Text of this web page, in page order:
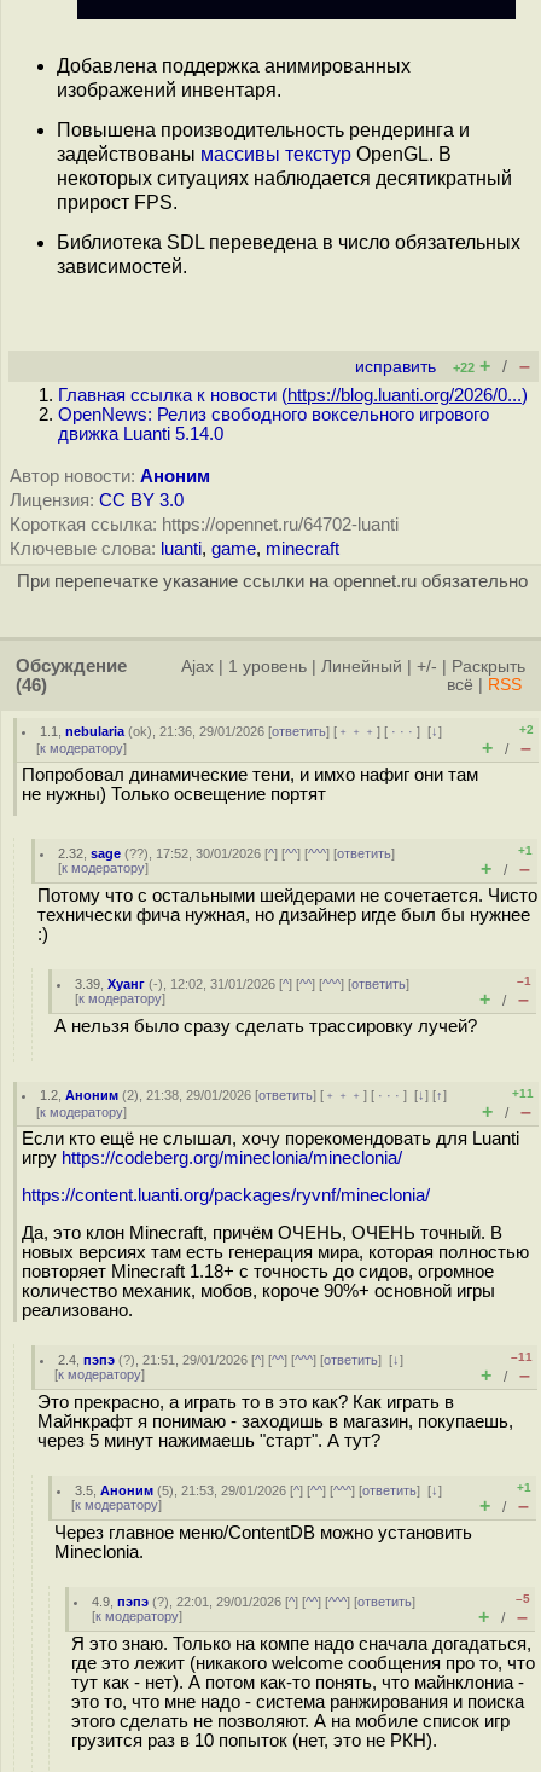
Добавлена поддержка анимированных
изображений инвентаря.
Повышена производительность рендеринга и
задействованы массивы текстур OpenGL. В
некоторых ситуациях наблюдается десятикратный
прирост FPS.
Библиотека SDL переведена в число обязательных
зависимостей.
исправить +22 + / –
Главная ссылка к новости (https://blog.luanti.org/2026/0...)
OpenNews: Релиз свободного воксельного игрового
движка Luanti 5.14.0
Автор новости: Аноним
Лицензия: CC BY 3.0
Короткая ссылка: https://opennet.ru/64702-luanti
Ключевые слова: luanti, game, minecraft
При перепечатке указание ссылки на opennet.ru обязательно
Обсуждение
(46)
Ajax 1 уровень Линейный +/-
Раскрыть
всё
RSS
1.1 ,nebularia (ok), 21:36, 29/01/2026 [ответить] [ ﹢﹢﹢] [ · · ·][↓]
[к модератору]
+2
+ / –
Попробовал динамические тени, и имхо нафиг они там
не нужны) Только освещение портят
2.32 ,sage (??), 17:52, 30/01/2026 [^] [^^] [^^^] [ответить]
[к модератору]
+1
+ / –
Потому что с остальными шейдерами не сочетается. Чисто
технически фича нужная, но дизайнер игде был бы нужнее
:)
3.39 ,Хуанг (-), 12:02, 31/01/2026 [^] [^^] [^^^] [ответить]
[к модератору]
–1
+ / –
А нельзя было сразу сделать трассировку лучей?
1.2 ,Аноним (2), 21:38, 29/01/2026 [ответить] [ ﹢﹢﹢] [ · · ·][↓] [↑]
[к модератору]
+11
+ / –
Если кто ещё не слышал, хочу порекомендовать для Luanti
игру https://codeberg.org/mineclonia/mineclonia/
https://content.luanti.org/packages/ryvnf/mineclonia/
Да, это клон Minecraft, причём ОЧЕНЬ, ОЧЕНЬ точный. В
новых версиях там есть генерация мира, которая полностью
повторяет Minecraft 1.18+ с точность до сидов, огромное
количество механик, мобов, короче 90%+ основной игры
реализовано.
2.4 ,пэпэ (?), 21:51, 29/01/2026 [^] [^^] [^^^] [ответить][↓]
[к модератору]
–11
+ / –
Это прекрасно, а играть то в это как? Как играть в
Майнкрафт я понимаю - заходишь в магазин, покупаешь,
через 5 минут нажимаешь "старт". А тут?
3.5 ,Аноним (5), 21:53, 29/01/2026 [^] [^^] [^^^] [ответить][↓]
[к модератору]
+1
+ / –
Через главное меню/ContentDB можно установить
Mineclonia.
4.9 ,пэпэ (?), 22:01, 29/01/2026 [^] [^^] [^^^] [ответить]
[к модератору]
–5
+ / –
Я это знаю. Только на компе надо сначала догадаться,
где это лежит (никакого welcome сообщения про то, что
тут как - нет). А потом как-то понять, что майнклониа -
это то, что мне надо - система ранжирования и поиска
этого сделать не позволяют. А на мобиле список игр
грузится раз в 10 попыток (нет, это не РКН).